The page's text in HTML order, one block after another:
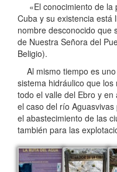
«El conocimiento de la
Cuba y su existencia está
nombre desconocido que
de Nuestra Señora del
Beligio).
Al mismo tiempo es
sistema hidráulico que
todo el valle del Ebro y
el caso del río
el abastecimiento de las
también para las